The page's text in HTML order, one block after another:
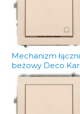
Mechanizm
beżowy Deco